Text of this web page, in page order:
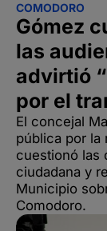
COMODORO
Gómez
las
advirtió
por el
El concejal
pública por la
cuestionó las
ciudadana y
Municipio
Comodoro.